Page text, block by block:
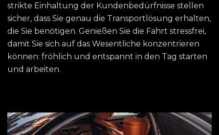
strikte Einhaltung der Kundenbedürfnisse stellen
sicher, dass Sie genau die Transportlösung erhalten,
die Sie benötigen. Genießen Sie die Fahrt stressfrei,
damit Sie sich auf das Wesentliche konzentrieren
können: fröhlich und entspannt in den Tag starten
und arbeiten.